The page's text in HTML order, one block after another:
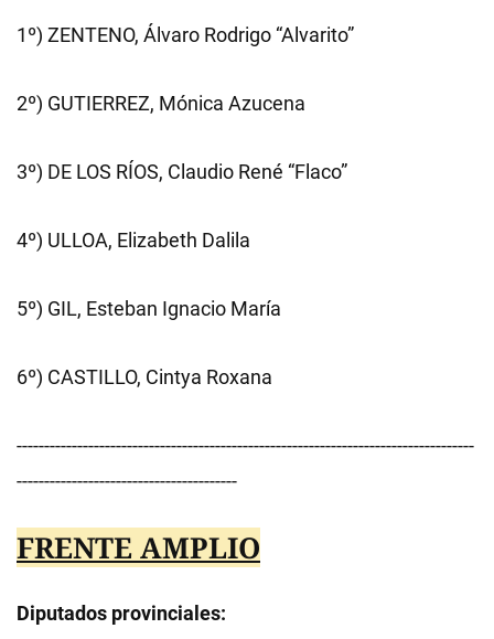
1º) ZENTENO, Álvaro Rodrigo “Alvarito”
2º) GUTIERREZ, Mónica Azucena
3º) DE LOS RÍOS, Claudio René “Flaco”
4º) ULLOA, Elizabeth Dalila
5º) GIL, Esteban Ignacio María
6º) CASTILLO, Cintya Roxana
-----------------------------------------------------------------------------------
----------------------------------------
FRENTE AMPLIO
Diputados provinciales: